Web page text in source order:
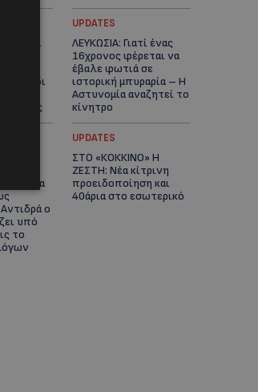
άνδρα
Δασούδι
έρευνες
UPDATES
ΛΕΥΚΩΣΙΑ: Γιατί ένας
16χρονος φέρεται να
έβαλε φωτιά σε
ιστορική μπυραρία – Η
Αστυνομία αναζητεί το
κίνητρο
για
ο
υπό
το
UPDATES
ΣΤΟ «ΚΟΚΚΙΝΟ» Η
ΖΕΣΤΗ: Νέα κίτρινη
προειδοποίηση και
40άρια στο εσωτερικό